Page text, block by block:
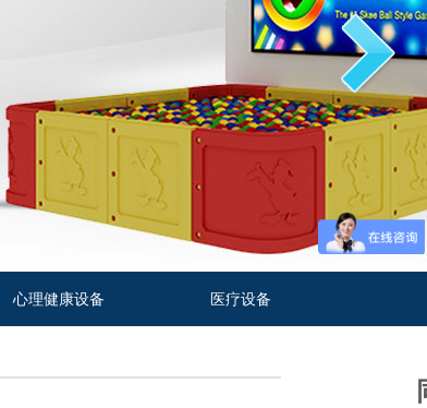
心理健康设备 医疗设备